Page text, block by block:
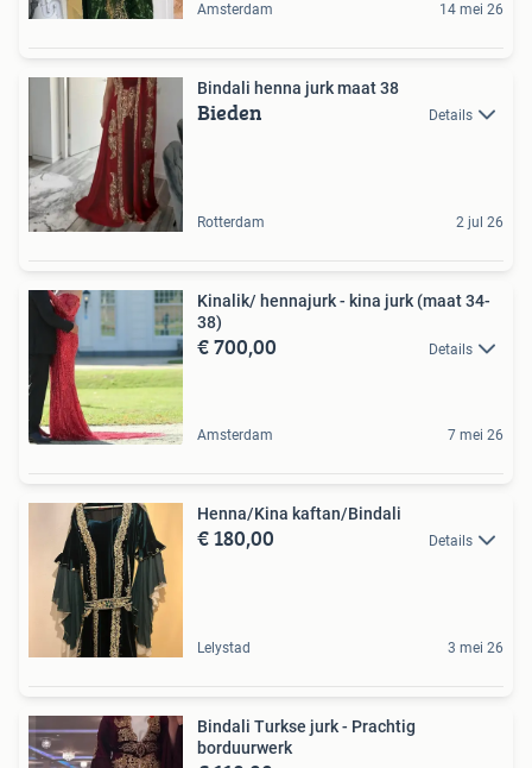
Amsterdam 14 mei 26
Bindali henna jurk maat 38
Bieden Details
Rotterdam 2 jul 26
Kinalik/ hennajurk - kina jurk (maat 34-
38)
€ 700,00 Details
Amsterdam 7 mei 26
Henna/Kina kaftan/Bindali
€ 180,00 Details
Lelystad 3 mei 26
Bindali Turkse jurk - Prachtig
borduurwerk